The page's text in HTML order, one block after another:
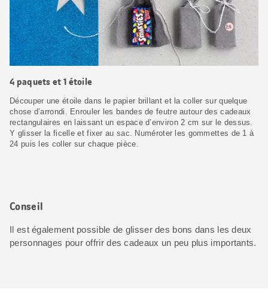
4 paquets et 1 étoile
Découper une étoile dans le papier brillant et la coller sur quelque
chose d’arrondi. Enrouler les bandes de feutre autour des cadeaux
rectangulaires en laissant un espace d’environ 2 cm sur le dessus.
Y glisser la ficelle et fixer au sac. Numéroter les gommettes de 1 à
24 puis les coller sur chaque pièce.
Conseil
Il est également possible de glisser des bons dans les deux
personnages pour offrir des cadeaux un peu plus importants.